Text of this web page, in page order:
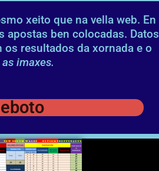
xeito que na vella web. En
apostas ben colocadas. Datos
os resultados da xornada e o
imaxes.